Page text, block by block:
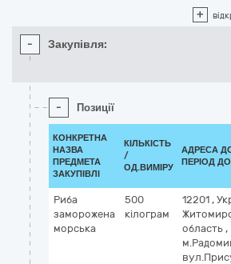
+
- Закупівля:
- Позиції
КОНКРЕТНА
НАЗВА
ПРЕДМЕТА
ЗАКУПІВЛІ
КІЛЬКІСТЬ
/
ОД.ВИМІРУ
АДРЕСА
ПЕРІОД
Риба
заморожена
морська
500
кілограм
12201 ,
область ,